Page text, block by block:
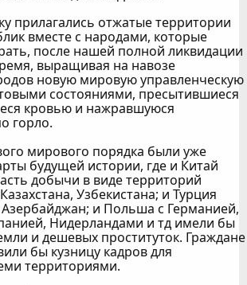
прилагались отжатые территории
вместе с народами, которые
после нашей полной ликвидации
выращивая на навозе
новую мировую управленческую
состояниями, пресытившиеся
кровью и нажравшуюся
горло.
мирового порядка были уже
будущей истории, где и Китай
добычи в виде территорий
Узбекистана; и Турция
и Польша с Германией,
Нидерландами и тд имели бы
и дешевых проституток. Граждане
бы кузницу кадров для
территориями.